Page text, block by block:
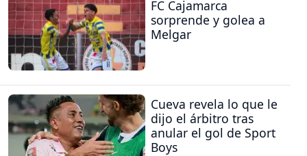
FC Cajamarca
sorprende y golea a
Melgar
Cueva revela lo que le
dijo el árbitro tras
anular el gol de Sport
Boys